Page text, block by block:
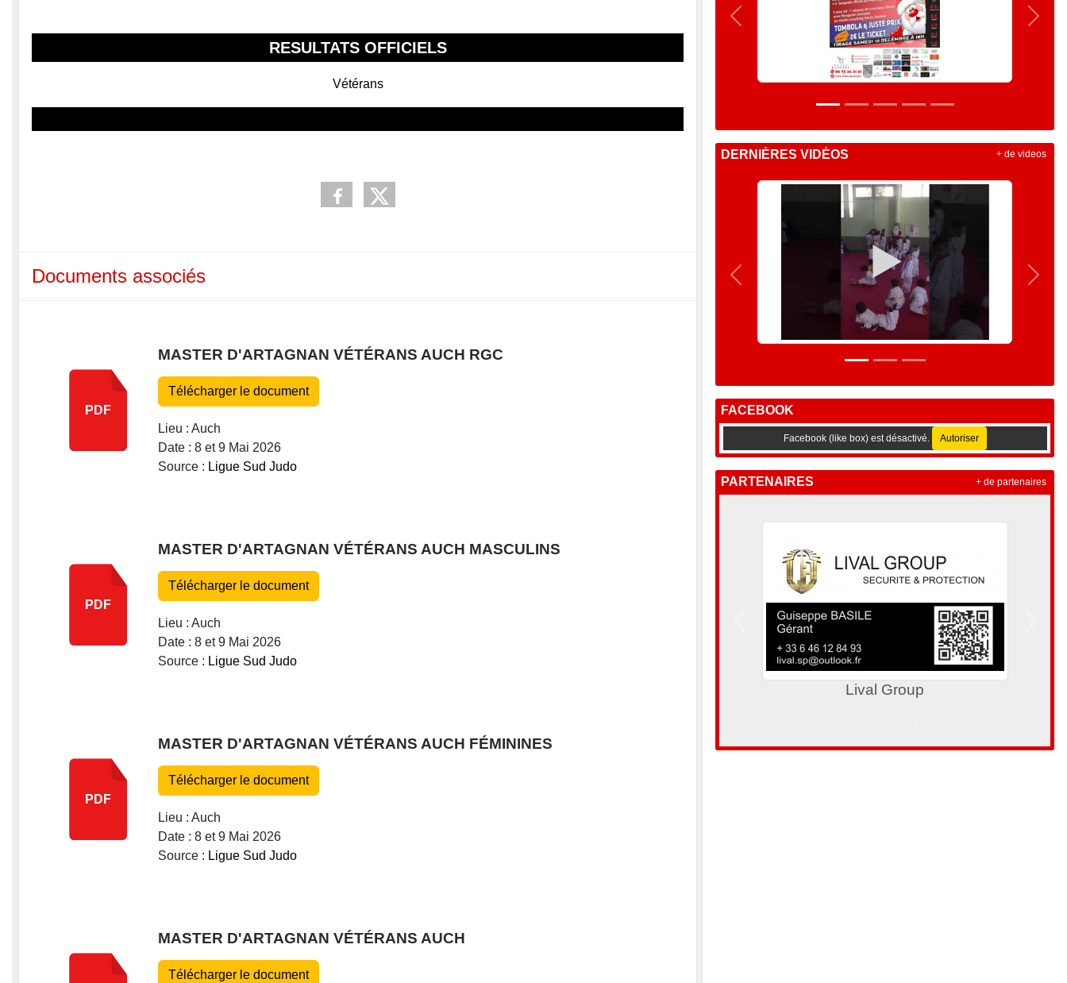
RESULTATS OFFICIELS
Vétérans
Documents associés
PDF
MASTER D'ARTAGNAN VÉTÉRANS AUCH RGC
Télécharger le document
Lieu : Auch
Date : 8 et 9 Mai 2026
Source : Ligue Sud Judo
PDF
MASTER D'ARTAGNAN VÉTÉRANS AUCH MASCULINS
Télécharger le document
Lieu : Auch
Date : 8 et 9 Mai 2026
Source : Ligue Sud Judo
PDF
MASTER D'ARTAGNAN VÉTÉRANS AUCH FÉMININES
Télécharger le document
Lieu : Auch
Date : 8 et 9 Mai 2026
Source : Ligue Sud Judo
MASTER D'ARTAGNAN VÉTÉRANS AUCH
Télécharger le document
Précedent
DERNIÈRES VIDÉOS
Précedent
+ de videos
FACEBOOK
Facebook (like box) est désactivé. Autoriser
PARTENAIRES
Précedent
+ de partenaires